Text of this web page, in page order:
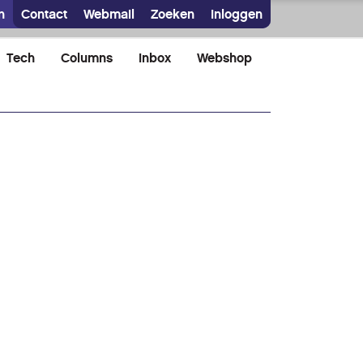
Contact Webmail Zoeken Inloggen
Tech Columns Inbox Webshop